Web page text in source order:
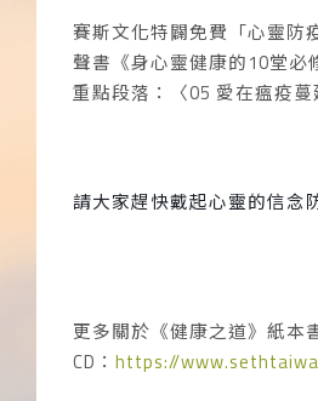
賽斯文化特闢免費「心靈防
聲書《身心靈健康的10堂
重點段落：〈05 愛在瘟疫蔓
請大家趕快戴起心靈的信念
更多關於《健康之道》紙本
CD ： https://